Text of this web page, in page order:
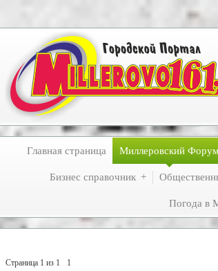
Главная страница Миллеровский Форум
Бизнес справочник
Погода в
Страница 1 из 1
1